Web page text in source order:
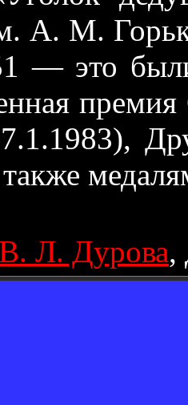
А. М.
— это
также
В. Л. Дурова,